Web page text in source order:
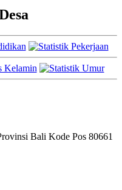
Bali Kode Pos 80661